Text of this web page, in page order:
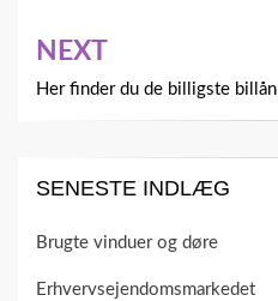
NEXT
Her finder du de billigste billån
SENESTE INDLÆG
Brugte vinduer og døre
Erhvervsejendomsmarkedet